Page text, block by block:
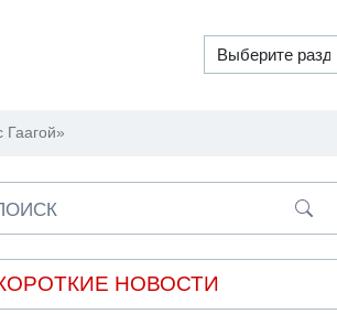
Гаагой»
НОВОСТИ